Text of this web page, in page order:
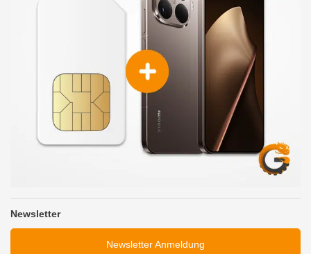
Newsletter
Newsletter Anmeldung